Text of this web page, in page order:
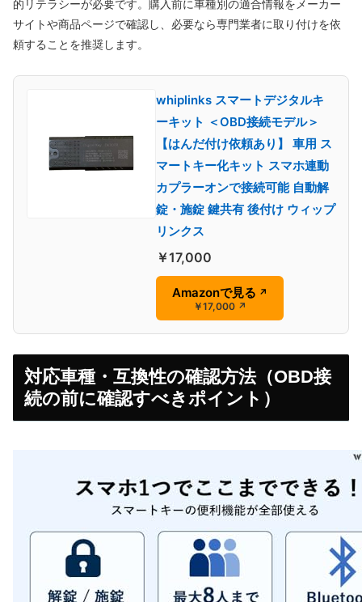
的リテラシーが必要です。購入前に車種別の適合情報をメーカー
サイトや商品ページで確認し、必要なら専門業者に取り付けを依
頼することを推奨します。
whiplinks スマートデジタルキ
ーキット ＜OBD接続モデル＞
【はんだ付け依頼あり】 車用 ス
マートキー化キット スマホ連動
カプラーオンで接続可能 自動解
錠・施錠 鍵共有 後付け ウィップ
リンクス
￥17,000
Amazonで見る ↗
￥17,000 ↗
対応車種・互換性の確認方法（OBD接
続の前に確認すべきポイント）